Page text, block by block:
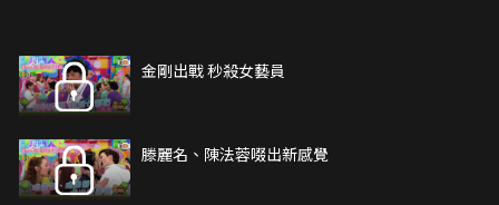
金剛出戰 秒殺女藝員
滕麗名、陳法蓉啜出新感覺